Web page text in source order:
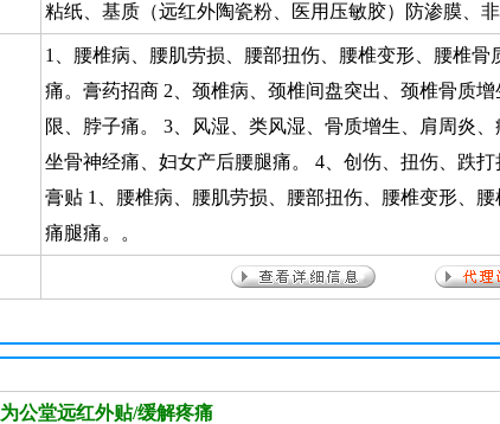
粘纸、基质（远红外陶瓷粉、医用压敏胶）防渗膜、
1、腰椎病、腰肌劳损、腰部扭伤、腰椎变形、腰椎
痛。膏药招商 2、颈椎病、颈椎间盘突出、颈椎骨质
限、脖子痛。 3、风湿、类风湿、骨质增生、肩周炎、
坐骨神经痛、妇女产后腰腿痛。 4、创伤、扭伤、跌打
膏贴 1、腰椎病、腰肌劳损、腰部扭伤、腰椎变形、
痛腿痛。。
为公堂远红外贴/缓解疼痛